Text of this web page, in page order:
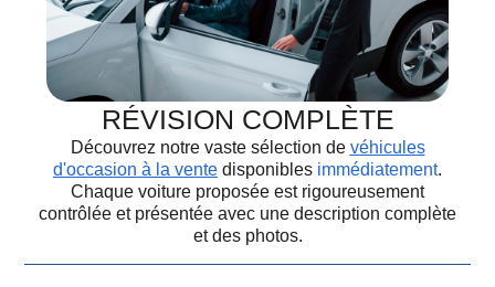
RÉVISION COMPLÈTE
Découvrez notre vaste sélection de véhicules
d'occasion à la vente disponibles immédiatement.
Chaque voiture proposée est rigoureusement
contrôlée et présentée avec une description complète
et des photos.